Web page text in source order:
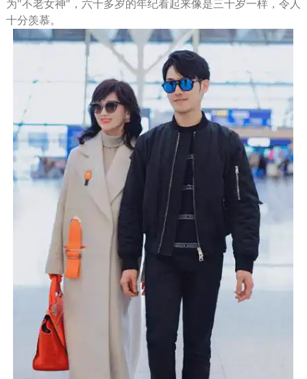
为"不老女神"，六十多岁的年纪看起来像是三十岁一样，令人
十分羡慕。